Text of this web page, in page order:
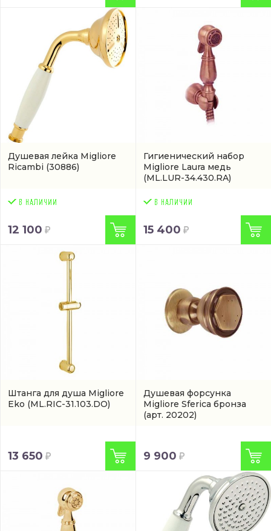
Душевая лейка Migliore
Ricambi (30886)
12 100
Гигиенический набор
Migliore Laura медь
(ML.LUR-34.430.RA)
15 400
Штанга для душа Migliore
Eko (ML.RIC-31.103.DO)
13 650
Душевая форсунка
Migliore Sferica бронза
(арт. 20202)
9 900